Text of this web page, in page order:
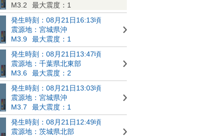
M3.2
最大震度：1
発生時刻：08月21日16:13頃
震源地：宮城県沖
M3.9
最大震度：1
発生時刻：08月21日13:47頃
震源地：千葉県北東部
M3.6
最大震度：2
発生時刻：08月21日13:03頃
震源地：宮城県沖
M3.7
最大震度：1
発生時刻：08月21日12:49頃
震源地：茨城県北部